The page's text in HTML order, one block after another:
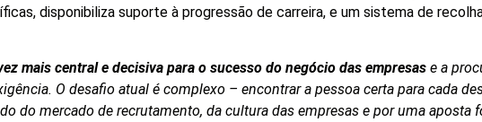
disponibiliza suporte à progressão de carreira, e um sistema de
mais central e decisiva para o sucesso do negócio das empresas e a
O desafio atual é complexo – encontrar a pessoa certa para cada
do mercado de recrutamento, da cultura das empresas e por uma aposta